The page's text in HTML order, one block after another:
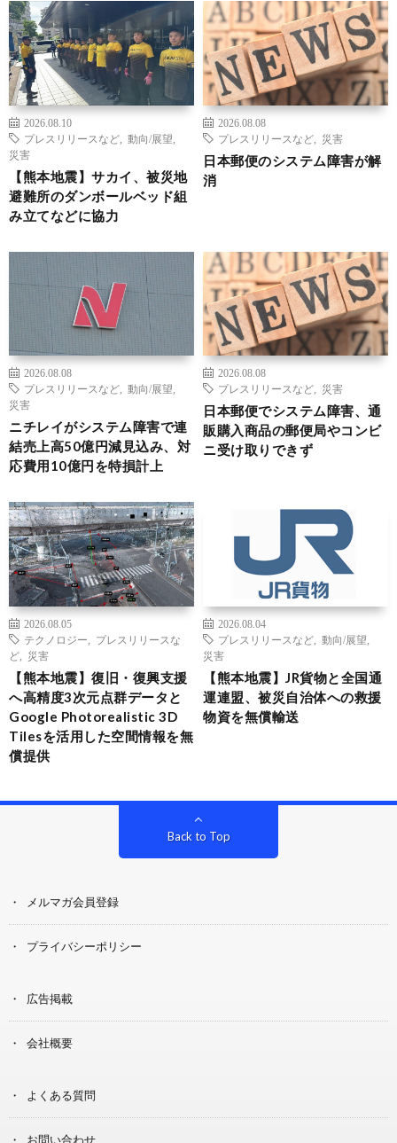
2026.08.10
プレスリリースなど
動向/展望
災害
【熊本地震】サカイ、被災地
避難所のダンボールベッド組
み立てなどに協力
2026.08.08
プレスリリースなど
災害
日本郵便のシステム障害が解
消
2026.08.08
プレスリリースなど
動向/展望
災害
ニチレイがシステム障害で連
結売上高50億円減見込み、対
応費用10億円を特損計上
2026.08.08
プレスリリースなど
災害
日本郵便でシステム障害、通
販購入商品の郵便局やコンビ
ニ受け取りできず
2026.08.05
テクノロジー
プレスリリースな
ど
災害
【熊本地震】復旧・復興支援
へ高精度3次元点群データと
Google Photorealistic 3D
Tilesを活用した空間情報を無
償提供
2026.08.04
プレスリリースなど
動向/展望
災害
【熊本地震】JR貨物と全国通
運連盟、被災自治体への救援
物資を無償輸送
Back to Top
メルマガ会員登録
プライバシーポリシー
広告掲載
会社概要
よくある質問
お問い合わせ